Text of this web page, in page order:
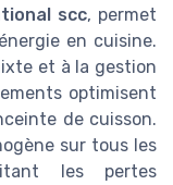
scc, permet
en cuisine.
et à la gestion
optimisent
de cuisson.
sur tous les
les pertes